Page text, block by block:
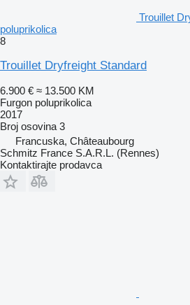
Trouillet
poluprikolica
8
Trouillet Dryfreight Standard
6.900 € ≈ 13.500 KM
Furgon poluprikolica
2017
Broj osovina 3
Francuska, Châteaubourg
Schmitz France S.A.R.L. (Rennes)
Kontaktirajte prodavca